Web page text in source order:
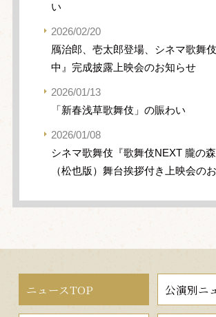
い
2026/02/20
鴈治郎、壱太郎登場、シネマ歌舞
中』完成披露上映会のお知らせ
2026/01/13
「新春浅草歌舞伎」の賑わい
2026/01/08
シネマ歌舞伎『歌舞伎NEXT 朧の森
（松也版）舞台挨拶付き上映会の
ニュースTOP 公演別ニ